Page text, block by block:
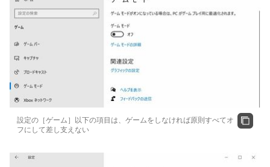
設定の［ゲーム］以下の項目は、ゲームをしなければ原則すべてオ
フにして差し支えない